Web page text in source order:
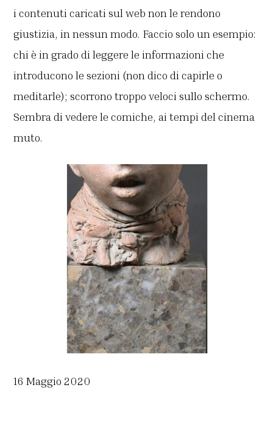
i contenuti caricati sul web non le rendono
giustizia, in nessun modo. Faccio solo un esempio:
chi è in grado di leggere le informazioni che
introducono le sezioni (non dico di capirle o
meditarle); scorrono troppo veloci sullo schermo.
Sembra di vedere le comiche, ai tempi del cinema
muto.
16 Maggio 2020